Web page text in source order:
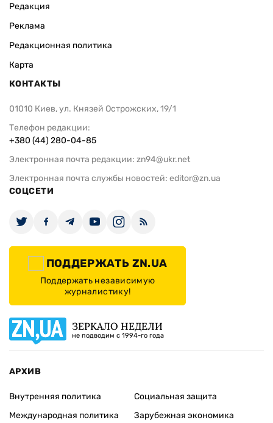
Редакция
Реклама
Редакционная политика
Карта
КОНТАКТЫ
01010 Киев, ул. Князей Острожских, 19/1
Телефон редакции:
+380 (44) 280-04-85
Электронная почта редакции: zn94@ukr.net
Электронная почта службы новостей: editor@zn.ua
СОЦСЕТИ
ПОДДЕРЖАТЬ ZN.UA
Поддержать независимую
журналистику!
ЗЕРКАЛО НЕДЕЛИ
не подводим с 1994-го года
АРХИВ
Внутренняя политика
Международная политика
Социальная защита
Зарубежная экономика